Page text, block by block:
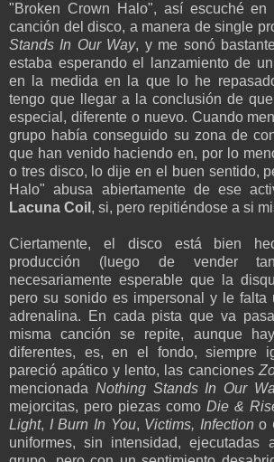
"Broken Crown Halo", así escuché
canción del disco, a manera de single
Stands In Our Way, y me sonó
estaba esperando el lanzamiento de
en la medida en la que lo he
tengo que llegar a la conclusión de
especial, diferente o nuevo. Cuando
grupo había conseguido su zona de
que han venido haciendo en, por lo
o tres disco, lo dije en el buen sentido,
Halo" abusa abiertamente de ese
Lacuna Coil , si, pero repitiéndose a si
Ciertamente, el disco está bien
producción (luego de vender
necesariamente esperable que la
pero su sonido es impersonal y le falta
adrenalina. En cada pista que va
misma canción se repite, aunque
diferentes, es, en el fondo, siempre
pareció apático y lento, las canciones
mencionada Nothing Stands In Our
mejorcitas, pero piezas como Die &
Light, I Burn In You, Victims, Infection o
uniformes, sin intensidad, ejecutadas